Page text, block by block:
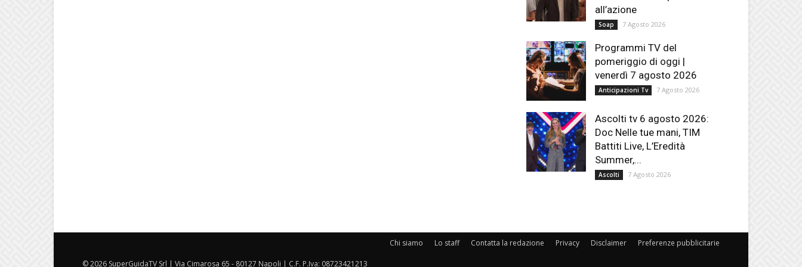
all’azione
Soap 7 Agosto 2026
Programmi TV del
pomeriggio di oggi |
venerdì 7 agosto 2026
Anticipazioni Tv 7 Agosto 2026
Ascolti tv 6 agosto 2026:
Doc Nelle tue mani, TIM
Battiti Live, L’Eredità
Summer,...
Ascolti 7 Agosto 2026
Chi siamo Lo staff Contatta la redazione Privacy Disclaimer Preferenze pubblicitarie
© 2026 SuperGuidaTV Srl | Via Cimarosa 65 - 80127 Napoli | C.F. P.Iva: 08723421213